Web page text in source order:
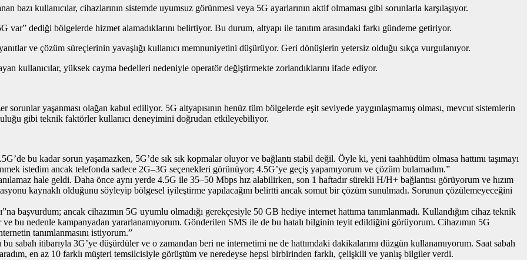
bazı kullanıcılar, cihazlarının sistemde uyumsuz görünmesi veya 5G ayarlarının aktif olmaması gibi sorunlarla karşılaşıyor.
var” dediği bölgelerde hizmet alamadıklarını belirtiyor. Bu durum, altyapı ile tanıtım arasındaki farkı gündeme getiriyor.
ve çözüm süreçlerinin yavaşlığı kullanıcı memnuniyetini düşürüyor. Geri dönüşlerin yetersiz olduğu sıkça vurgulanıyor.
kullanıcılar, yüksek cayma bedelleri nedeniyle operatör değiştirmekte zorlandıklarını ifade ediyor.
yaşanması olağan kabul ediliyor. 5G altyapısının henüz tüm bölgelerde eşit seviyede yaygınlaşmamış olması, mevcut sistemlerin
gibi teknik faktörler kullanıcı deneyimini doğrudan etkileyebiliyor.
bu kadar sorun yaşamazken, 5G’de sık sık kopmalar oluyor ve bağlantı stabil değil. Öyle ki, yeni taahhüdüm olmasa hattımı taşımayı
istedim ancak telefonda sadece 2G–3G seçenekleri görünüyor; 4.5G’ye geçiş yapamıyorum ve çözüm bulamadım.”
hale geldi. Daha önce aynı yerde 4.5G ile 35–50 Mbps hız alabilirken, son 1 haftadır sürekli H/H+ bağlantısı görüyorum ve hızım
kaynaklı olduğunu söyleyip bölgesel iyileştirme yapılacağını belirtti ancak somut bir çözüm sunulmadı. Sorunun çözülemeyeceğini
başvurdum; ancak cihazımın 5G uyumlu olmadığı gerekçesiyle 50 GB hediye internet hattıma tanımlanmadı. Kullandığım cihaz teknik
bu nedenle kampanyadan yararlanamıyorum. Gönderilen SMS ile de bu hatalı bilginin teyit edildiğini görüyorum. Cihazımın 5G
tanımlanmasını istiyorum.”
bu sabah itibarıyla 3G’ye düşürdüler ve o zamandan beri ne internetimi ne de hattımdaki dakikalarımı düzgün kullanamıyorum. Saat sabah
en az 10 farklı müşteri temsilcisiyle görüştüm ve neredeyse hepsi birbirinden farklı, çelişkili ve yanlış bilgiler verdi.